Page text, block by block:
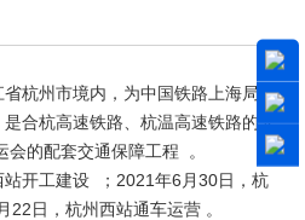
杭州市境内，为中国铁路上海局集
合杭高速铁路、杭温高速铁路的交
的配套交通保障工程 。
开工建设 ；2021年6月30日，杭
日，杭州西站通车运营 。